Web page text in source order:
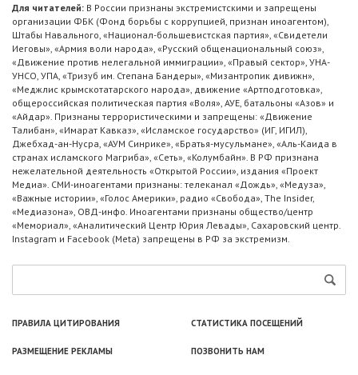
Для читателей: В России признаны экстремистскими и запрещены
организации ФБК (Фонд борьбы с коррупцией, признан иноагентом),
Штабы Навального, «Национал-большевистская партия», «Свидетели
Иеговы», «Армия воли народа», «Русский общенациональный союз»,
«Движение против нелегальной иммиграции», «Правый сектор», УНА-
УНСО, УПА, «Тризуб им. Степана Бандеры», «Мизантропик дивижн»,
«Меджлис крымскотатарского народа», движение «Артподготовка»,
общероссийская политическая партия «Воля», АУЕ, батальоны «Азов» и
«Айдар». Признаны террористическими и запрещены: «Движение
Талибан», «Имарат Кавказ», «Исламское государство» (ИГ, ИГИЛ),
Джебхад-ан-Нусра, «АУМ Синрике», «Братья-мусульмане», «Аль-Каида в
странах исламского Магриба», «Сеть», «Колумбайн». В РФ признана
нежелательной деятельность «Открытой России», издания «Проект
Медиа». СМИ-иноагентами признаны: телеканал «Дождь», «Медуза»,
«Важные истории», «Голос Америки», радио «Свобода», The Insider,
«Медиазона», ОВД-инфо. Иноагентами признаны общество/центр
«Мемориал», «Аналитический Центр Юрия Левады», Сахаровский центр.
Instagram и Facebook (Metа) запрещены в РФ за экстремизм.
ПРАВИЛА ЦИТИРОВАНИЯ СТАТИСТИКА ПОСЕЩЕНИЙ
РАЗМЕЩЕНИЕ РЕКЛАМЫ ПОЗВОНИТЬ НАМ